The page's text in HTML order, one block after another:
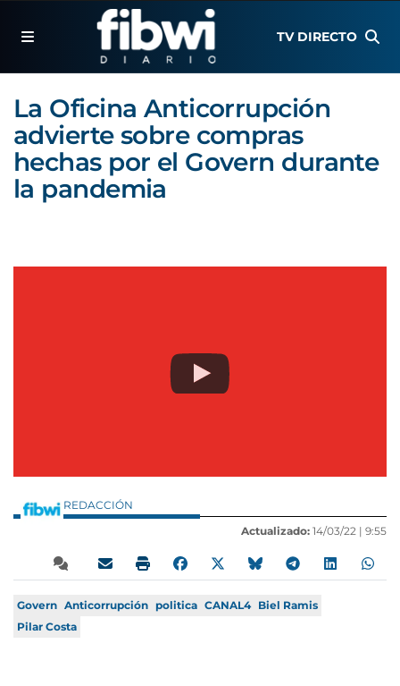
TV DIRECTO
La Oficina Anticorrupción
advierte sobre compras
hechas por el Govern durante
la pandemia
REDACCIÓN
Actualizado: 14/03/22 | 9:55
Govern Anticorrupción politica CANAL4 Biel Ramis
Pilar Costa